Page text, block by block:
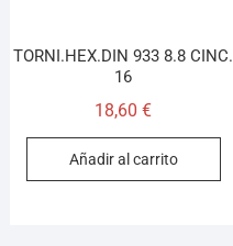
TORNI.HEX.DIN 933 8.8 CINC.
16
18,60€
Añadir al carrito